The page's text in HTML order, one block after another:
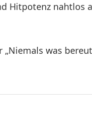
Hitpotenz nahtlos
was